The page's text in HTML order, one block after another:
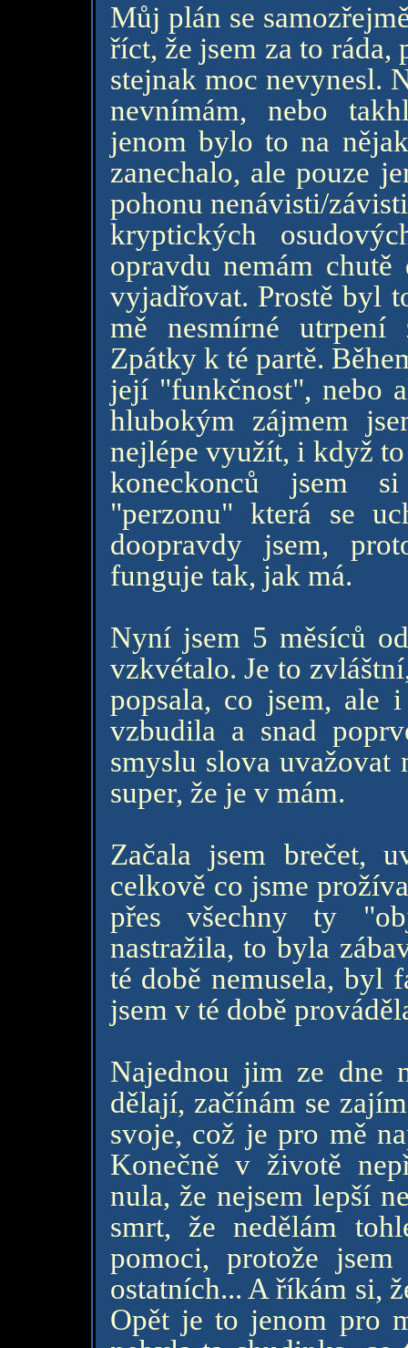
Můj plán se
říct, že jsem za to ráda,
stejnak moc nevynesl.
nevnímám, nebo
jenom bylo to na
zanechalo, ale pouze
pohonu nenávisti/
kryptických
opravdu nemám
vyjadřovat. Prostě byl
mě nesmírné utrpení
Zpátky k té partě.
její "funkčnost", nebo
hlubokým zájmem
nejlépe využít, i když
koneckonců jsem
"perzonu" která se
doopravdy jsem,
funguje tak, jak má.
Nyní jsem 5 měsíců
vzkvétalo. Je to
popsala, co jsem, ale
vzbudila a snad
smyslu slova uvažovat
super, že je v mám.
Začala jsem brečet,
celkově co jsme
přes všechny ty
nastražila, to byla
té době nemusela, byl
jsem v té době
Najednou jim ze dne
dělají, začínám se
svoje, což je pro mě
Konečně v životě
nula, že nejsem lepší
smrt, že nedělám
pomoci, protože
ostatních... A říkám si,
Opět je to jenom pro